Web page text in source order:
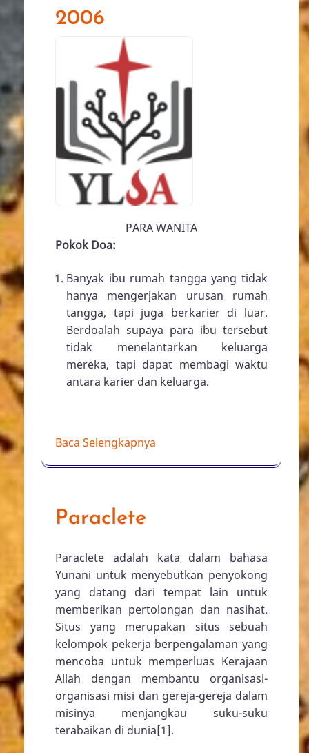
2006
PARA WANITA
Pokok Doa:
Banyak ibu rumah tangga yang tidak
hanya mengerjakan urusan rumah
tangga, tapi juga berkarier di luar.
Berdoalah supaya para ibu tersebut
tidak menelantarkan keluarga
mereka, tapi dapat membagi waktu
antara karier dan keluarga.
Baca Selengkapnya
Paraclete
Paraclete adalah kata dalam bahasa
Yunani untuk menyebutkan penyokong
yang datang dari tempat lain untuk
memberikan pertolongan dan nasihat.
Situs yang merupakan situs sebuah
kelompok pekerja berpengalaman yang
mencoba untuk memperluas Kerajaan
Allah dengan membantu organisasi-
organisasi misi dan gereja-gereja dalam
misinya menjangkau suku-suku
terabaikan di dunia[1].